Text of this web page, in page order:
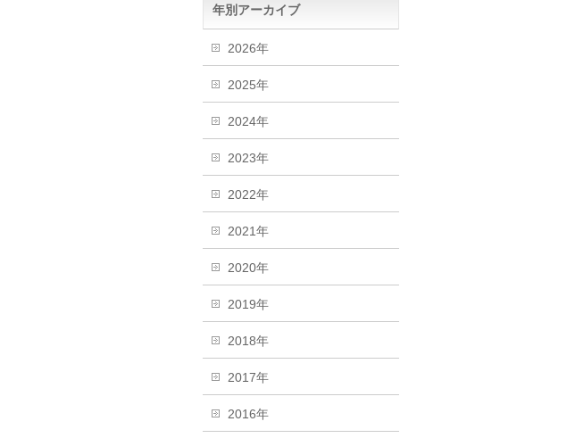
年別アーカイブ
2026年
2025年
2024年
2023年
2022年
2021年
2020年
2019年
2018年
2017年
2016年